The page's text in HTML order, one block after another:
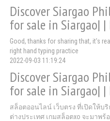
Discover Siargao
for sale in Siargao| |
Good, thanks for sharing that, it's
right hand typing practice
2022-09-03 11:19:24
Discover Siargao
for sale in Siargao| |
สล็อตออนไลน์ เว็บตรง ที่เปิดให้บ
ต่างประเทศ เกมสล็อตxo จะมาพ